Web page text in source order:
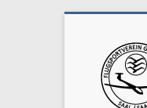
springen